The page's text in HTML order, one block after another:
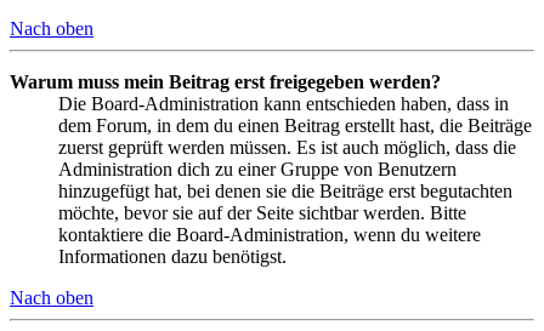
Nach oben
Warum muss mein Beitrag erst freigegeben werden?
Die Board-Administration kann entschieden haben, dass in
dem Forum, in dem du einen Beitrag erstellt hast, die Beiträge
zuerst geprüft werden müssen. Es ist auch möglich, dass die
Administration dich zu einer Gruppe von Benutzern
hinzugefügt hat, bei denen sie die Beiträge erst begutachten
möchte, bevor sie auf der Seite sichtbar werden. Bitte
kontaktiere die Board-Administration, wenn du weitere
Informationen dazu benötigst.
Nach oben